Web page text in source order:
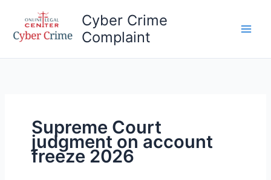
content
Cyber Crime
Complaint
Supreme Court
judgment on account
freeze 2026